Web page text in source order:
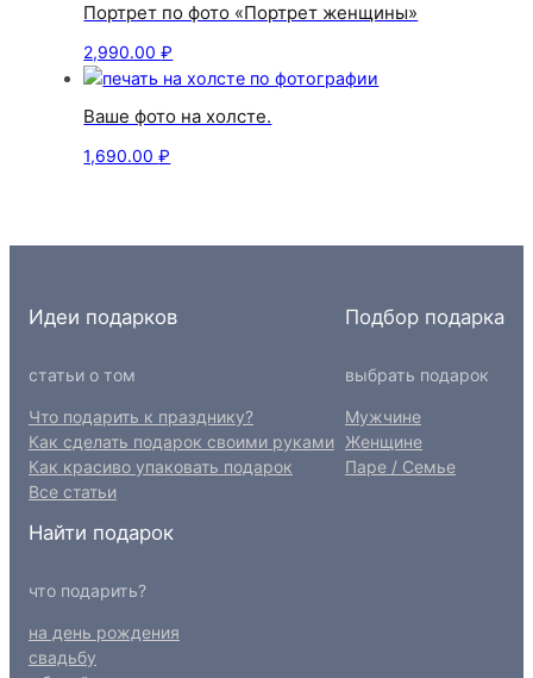
Портрет по фото «Портрет женщины»
2,990.00₽
Ваше фото на холсте.
1,690.00₽
Идеи подарков
статьи о том
Что подарить к празднику?
Как сделать подарок своими руками
Как красиво упаковать подарок
Все статьи
Подбор подарка
выбрать подарок
Мужчине
Женщине
Паре / Семье
Найти подарок
что подарить?
на день рождения
свадьбу